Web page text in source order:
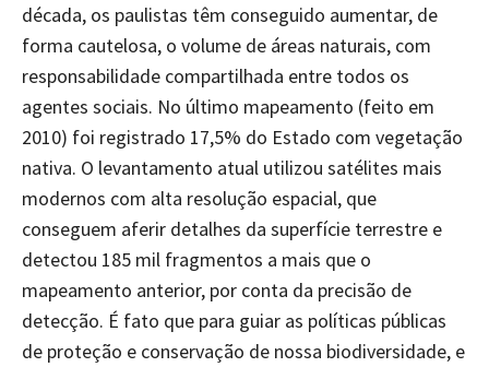
década, os paulistas têm conseguido aumentar, de
forma cautelosa, o volume de áreas naturais, com
responsabilidade compartilhada entre todos os
agentes sociais. No último mapeamento (feito em
2010) foi registrado 17,5% do Estado com vegetação
nativa. O levantamento atual utilizou satélites mais
modernos com alta resolução espacial, que
conseguem aferir detalhes da superfície terrestre e
detectou 185 mil fragmentos a mais que o
mapeamento anterior, por conta da precisão de
detecção. É fato que para guiar as políticas públicas
de proteção e conservação de nossa biodiversidade, e